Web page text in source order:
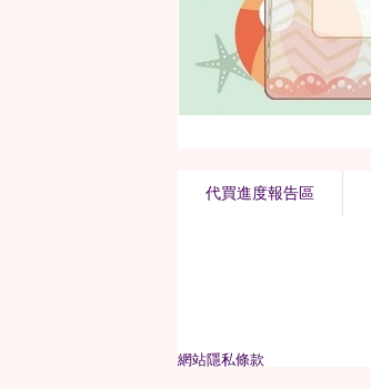
代買進度報告區
網站隱私條款